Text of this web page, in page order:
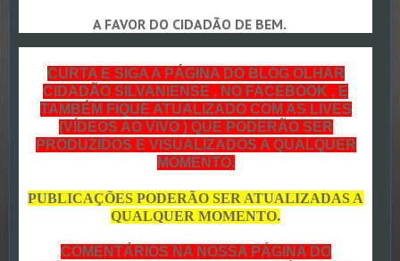
A FAVOR DO CIDADÃO DE BEM.
CURTA E SIGA A PÁGINA DO BLOG OLHAR
CIDADÃO SILVANIENSE , NO FACEBOOK , E
TAMBÉM FIQUE ATUALIZADO COM AS LIVES
(VÍDEOS AO VIVO ) QUE PODERÃO SER
PRODUZIDOS E VISUALIZADOS A QUALQUER
MOMENTO.
PUBLICAÇÕES PODERÃO SER ATUALIZADAS A
QUALQUER MOMENTO.
COMENTÁRIOS NA NOSSA PÁGINA DO